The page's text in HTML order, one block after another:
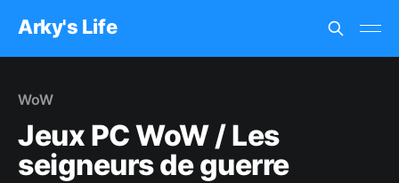
Arky's Life
WoW
Jeux PC WoW / Les
seigneurs de guerre